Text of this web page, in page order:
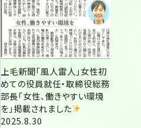
上毛新聞「風人雷人」女性初
めての役員就任・取締役総務
部長「女性、働きやすい環境
を」掲載されました
2025.8.30